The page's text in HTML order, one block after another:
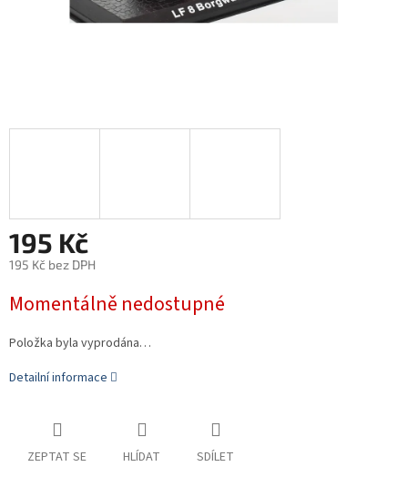
195 Kč
195 Kč bez DPH
cena:
Momentálně nedostupné
Položka byla vyprodána…
Detailní informace
ZEPTAT SE HLÍDAT SDÍLET